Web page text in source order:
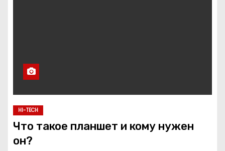
HI-TECH
Что такое планшет и кому нужен
он?